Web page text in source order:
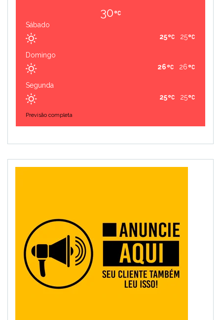
30
Sábado
25
25
Domingo
26
26
Segunda
25
25
Previsão completa